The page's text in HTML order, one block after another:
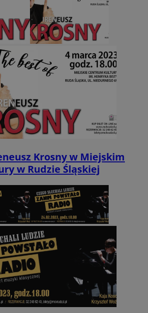
Krosny w Miejskim
w Rudzie Śląskiej